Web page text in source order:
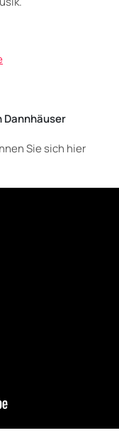
Dannhäuser
Sie sich hier